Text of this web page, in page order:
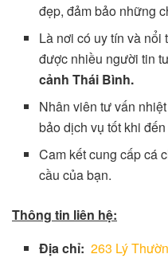
đẹp, đảm bảo những
Là nơi có uy tín và nổi
được nhiều người tin
cảnh Thái Bình.
Nhân viên tư vấn
bảo dịch vụ tốt khi đến
Cam kết cung cấp cá
cầu của bạn.
Thông tin liên hệ:
Địa chỉ: 263 Lý